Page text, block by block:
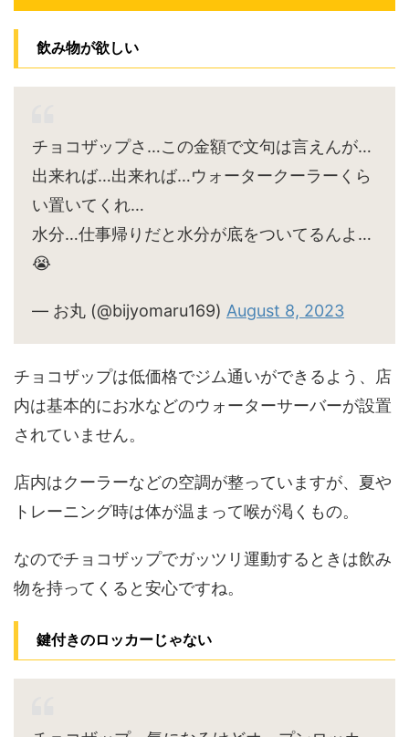
飲み物が欲しい
チョコザップさ…この金額で文句は言えんが…
出来れば…出来れば…ウォータークーラーくら
い置いてくれ…
水分…仕事帰りだと水分が底をついてるんよ…
😭
— お丸 (@bijyomaru169) August 8, 2023
チョコザップは低価格でジム通いができるよう、店
内は基本的にお水などのウォーターサーバーが設置
されていません。
店内はクーラーなどの空調が整っていますが、夏や
トレーニング時は体が温まって喉が渇くもの。
なのでチョコザップでガッツリ運動するときは飲み
物を持ってくると安心ですね。
鍵付きのロッカーじゃない